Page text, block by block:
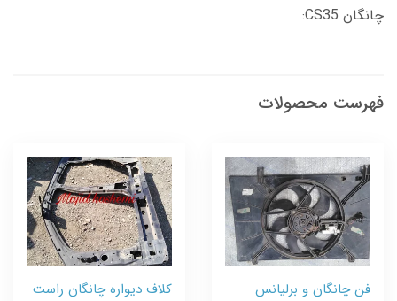
چانگان CS35:
فهرست محصولات
فن چانگان و برلیانس کلاف دیواره چانگان راست